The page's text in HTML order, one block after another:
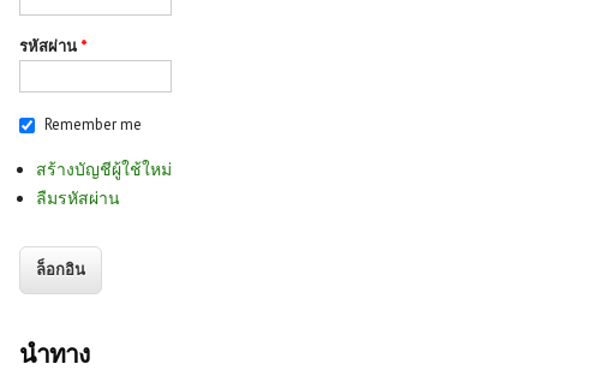
รหัสผ่าน *
Remember me
สร้างบัญชีผู้ใช้ใหม่
ลืมรหัสผ่าน
นำทาง